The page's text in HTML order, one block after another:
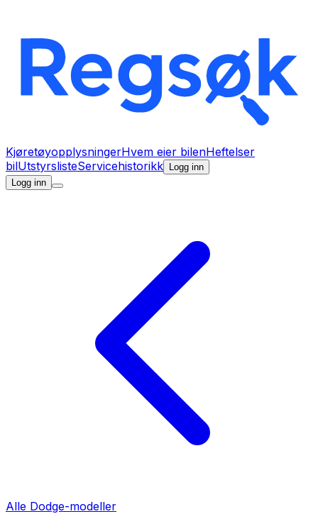
KjøretøyopplysningerHvem eier bilenHeftelser
bilUtstyrslisteServicehistorikk Logg inn
Logg inn
Alle Dodge-modeller